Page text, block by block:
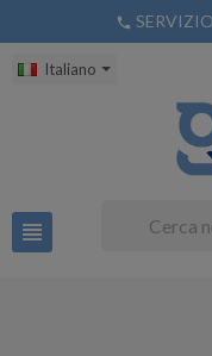
phone
Italiano
view_headline